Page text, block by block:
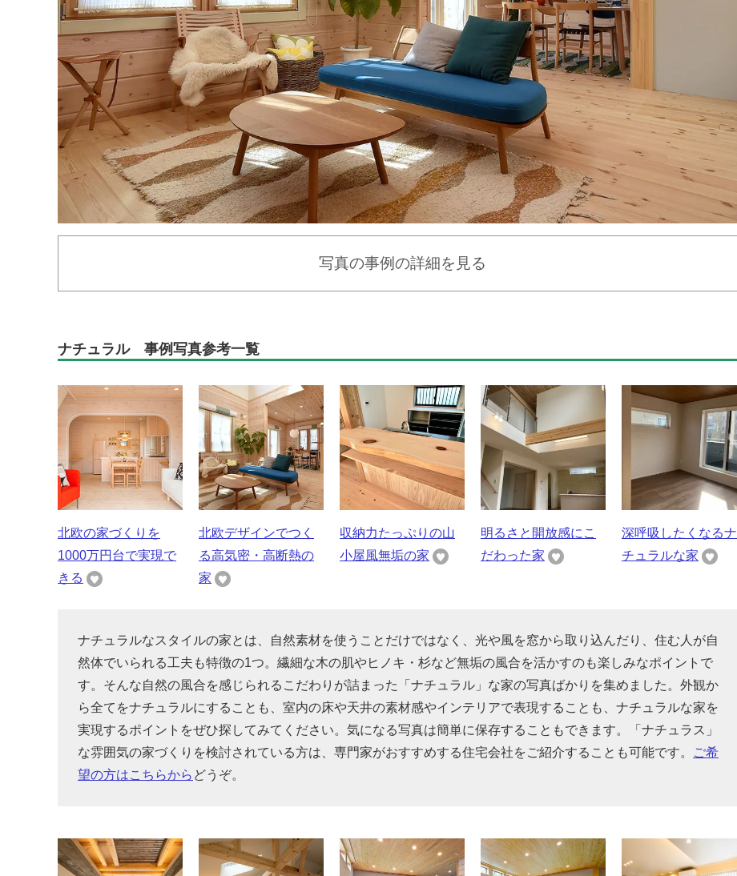
写真の事例の詳細を見る
ナチュラル 事例写真参考一覧
北欧の家づくりを
1000万円台で実現で
きる
北欧デザインでつく
る高気密・高断熱の
家
収納力たっぷりの山
小屋風無垢の家
明るさと開放感にこ
だわった家
深呼吸したくなるナ
チュラルな家
ナチュラルなスタイルの家とは、自然素材を使うことだけではなく、光や風を窓から取り込んだり、住む人が自
然体でいられる工夫も特徴の1つ。繊細な木の肌やヒノキ・杉など無垢の風合を活かすのも楽しみなポイントで
す。そんな自然の風合を感じられるこだわりが詰まった「ナチュラル」な家の写真ばかりを集めました。外観か
ら全てをナチュラルにすることも、室内の床や天井の素材感やインテリアで表現することも、ナチュラルな家を
実現するポイントをぜひ探してみてください。気になる写真は簡単に保存することもできます。「ナチュラス」
な雰囲気の家づくりを検討されている方は、専門家がおすすめする住宅会社をご紹介することも可能です。
ご希
望の方はこちらから どうぞ。